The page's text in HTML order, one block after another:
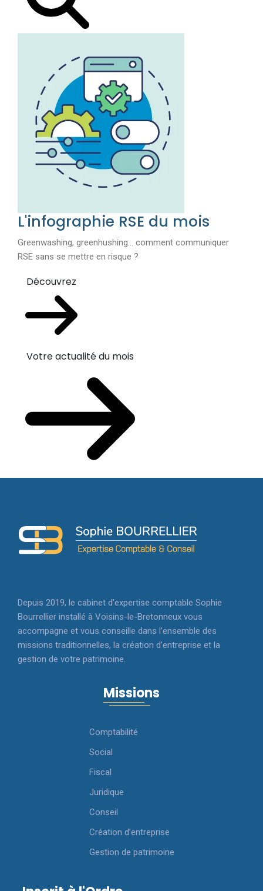
L'infographie RSE du mois
Greenwashing, greenhushing… comment communiquer
RSE sans se mettre en risque ?
Découvrez
Votre actualité du mois
Depuis 2019, le cabinet d’expertise comptable Sophie
Bourrellier installé à Voisins-le-Bretonneux vous
accompagne et vous conseille dans l’ensemble des
missions traditionnelles, la création d’entreprise et la
gestion de votre patrimoine.
Missions
Comptabilité
Social
Fiscal
Juridique
Conseil
Création d’entreprise
Gestion de patrimoine